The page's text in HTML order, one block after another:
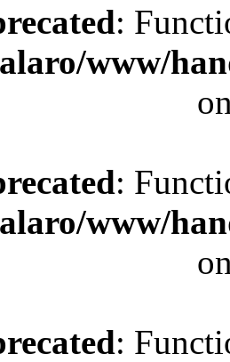
:
www/
:
www/
: